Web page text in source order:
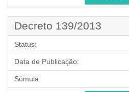
Decreto 139/2013
Status:
Data de Publicação:
Súmula: